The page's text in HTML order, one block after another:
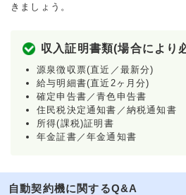
きましょう。
収入証明書類(場合により
源泉徴収票(直近／最新分)
給与明細書(直近2ヶ月分)
確定申告書／青色申告書
住民税決定通知書／納税通知書
所得(課税)証明書
年金証書／年金通知書
自動契約機に関するQ&A